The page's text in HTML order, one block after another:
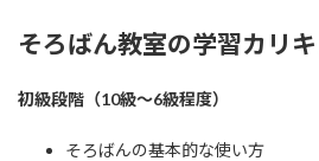
そろばん教室の学習カリ
初級段階（10級～6級程度）
そろばんの基本的な使い方